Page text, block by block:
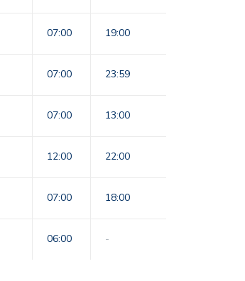
07:00 19:00
07:00 23:59
07:00 13:00
12:00 22:00
07:00 18:00
06:00 -